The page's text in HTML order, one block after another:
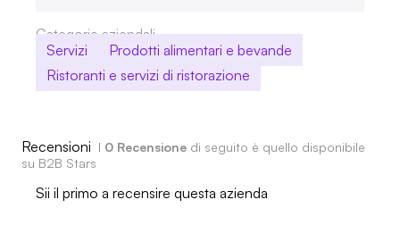
Categorie aziendali
Servizi
Prodotti alimentari e bevande
Ristoranti e servizi di ristorazione
Recensioni I 0 Recensione di seguito è quello disponibile
su B2B Stars
Sii il primo a recensire questa azienda